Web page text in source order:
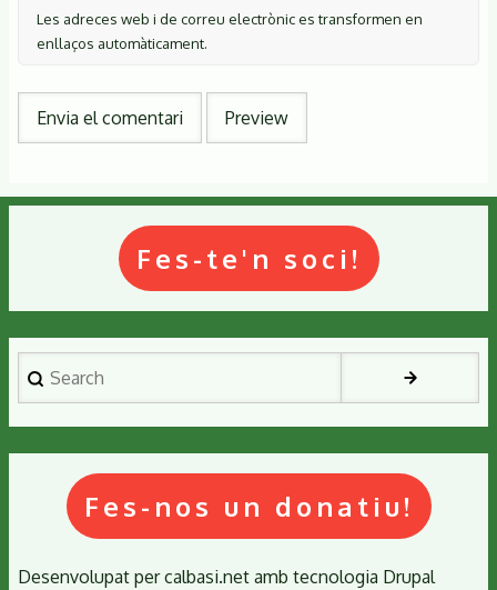
Les adreces web i de correu electrònic es transformen en
enllaços automàticament.
Fes-te'n soci!
Search
Fes-nos un donatiu!
Desenvolupat percalbasi.net amb tecnologia Drupal